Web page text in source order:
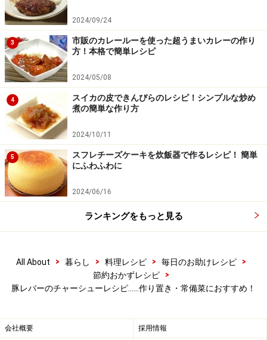
4
指で押してみる。
指で押してみて、弾力が出て、中まで硬くなったら出来
上がり。
2024/09/24
3
市販のカレールーを使った超うまいカレーの作り
方！本格で簡単レシピ
2024/05/08
4
スイカの皮できんぴらのレシピ！シンプルな炒め
煮の簡単な作り方
2024/10/11
5
スフレチーズケーキを炊飯器で作るレシピ！ 簡単
にふわふわに
2024/06/16
ランキングをもっと見る
All About > 暮らし > 料理レシピ > 毎日のお助けレシピ
>
節約おかずレシピ
>
豚レバーのチャーシューレシピ……作り置き・常備菜におすすめ！
会社概要 採用情報